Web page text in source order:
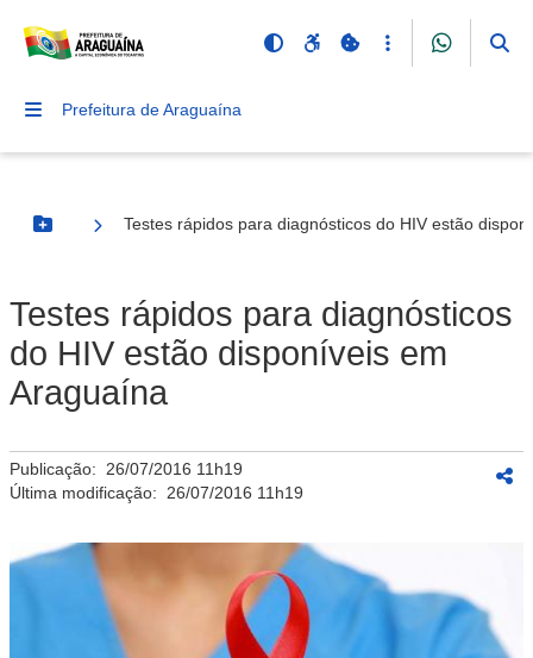
Prefeitura de Araguaína
Botão Menu
Testes rápidos para diagnósticos do HIV estão
Testes rápidos para diagnósticos
do HIV estão disponíveis em
Araguaína
Publicação: 26/07/2016 11h19
Última modificação: 26/07/2016 11h19